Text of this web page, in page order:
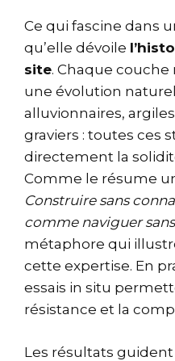
Ce qui fascine dans
qu’elle dévoile
site. Chaque
une évolution
alluvionnaires,
graviers : toutes ces
directement la
Comme le résume
Construire sans
comme naviguer
métaphore qui
cette expertise. En
essais in situ
résistance et la
Les résultats